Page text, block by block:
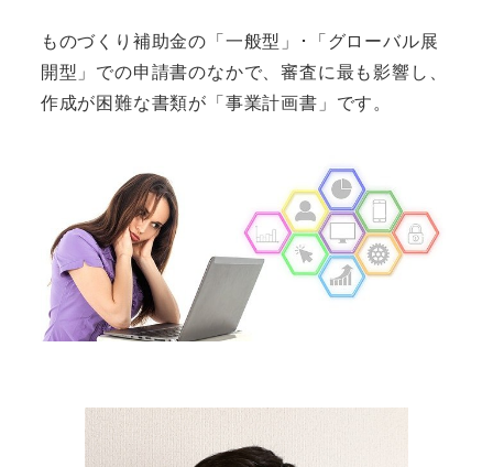
ものづくり補助金の「一般型」･「グローバル展
開型」での申請書のなかで、審査に最も影響し、
作成が困難な書類が「事業計画書 」です。